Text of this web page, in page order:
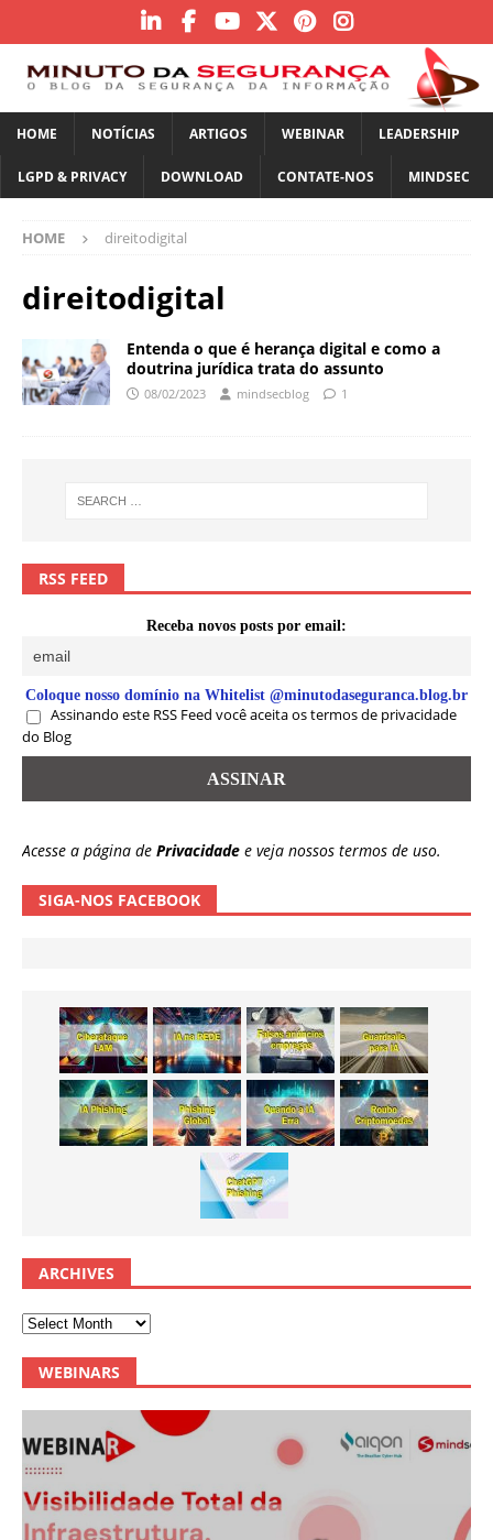
HOME NOTÍCIAS ARTIGOS WEBINAR LEADERSHIP
LGPD & PRIVACY DOWNLOAD CONTATE-NOS MINDSEC
HOME direitodigital
direitodigital
Entenda o que é herança digital e como a
doutrina jurídica trata do assunto
08/02/2023 mindsecblog 1
RSS FEED
Receba novos posts por email:
Coloque nosso domínio na Whitelist @minutodaseguranca.blog.br
Assinando este RSS Feed você aceita os termos de privacidade
do Blog
Acesse a página de Privacidade e veja nossos termos de uso.
SIGA-NOS FACEBOOK
ARCHIVES
WEBINARS